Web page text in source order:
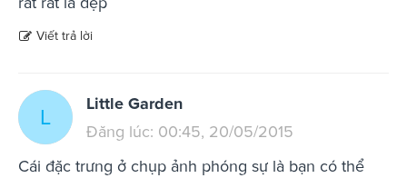
Viết trả lời
L
Little Garden
Đăng lúc: 00:45, 20/05/2015
Cái đặc trưng ở chụp ảnh phóng sự là bạn có thể